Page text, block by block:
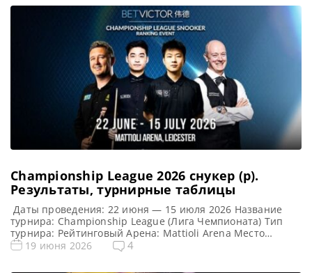
мировом рейтинге, доминировал в своей 9 Группе,
оформив сенчури и еще шесть брейков свыше 50 очков.
Championship League 2026 снукер (р).
Результаты, турнирные таблицы
Даты проведения: 22 июня — 15 июля 2026 Название
турнира: Championship League (Лига Чемпионата) Тип
турнира: Рейтинговый Арена: Mattioli Arena Место
проведения (населенный пункт, город, страна): Лестер,
19 июня 2026 4